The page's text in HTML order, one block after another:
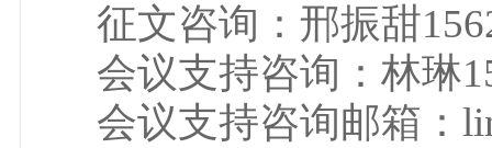
征文咨询：邢振甜
会议支持咨询：林琳
会议支持咨询邮箱：